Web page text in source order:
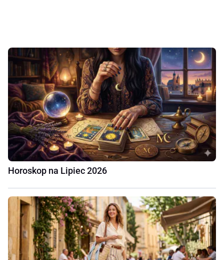
Horoskop na Lipiec 2026